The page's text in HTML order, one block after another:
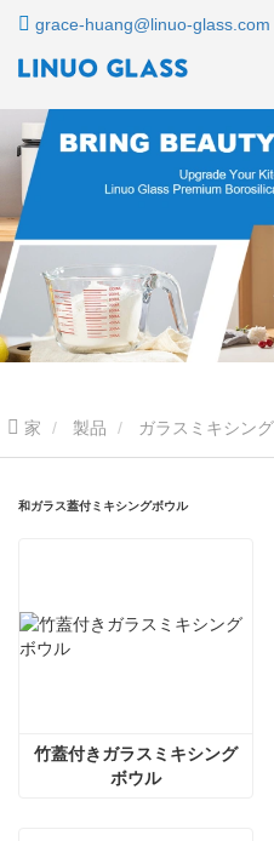
grace-huang@linuo-glass.com
家 製品 ガラスミキシン
和ガラス蓋付ミキシングボウル
竹蓋付きガラスミキシング
ボウル